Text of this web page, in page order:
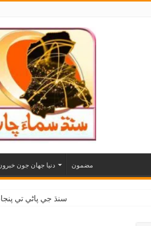
دنيا جهان جون مضمون
سنڌ جي پاڻي تي